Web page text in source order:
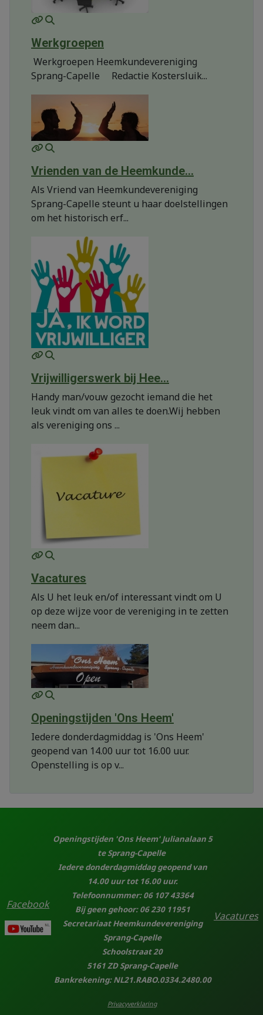
MOD_JTCS_VIEW_ARTICLE_LINK
Werkgroepen
Werkgroepen Heemkundevereniging
Sprang-Capelle Redactie Kostersluik...
MOD_JTCS_VIEW_ARTICLE_LINK
Vrienden van de Heemkunde...
Als Vriend van Heemkundevereniging
Sprang-Capelle steunt u haar doelstellingen
om het historisch erf...
MOD_JTCS_VIEW_ARTICLE_LINK
Vrijwilligerswerk bij Hee...
Handy man/vouw gezocht iemand die het
leuk vindt om van alles te doen.Wij hebben
als vereniging ons ...
MOD_JTCS_VIEW_ARTICLE_LINK
Vacatures
Als U het leuk en/of interessant vindt om U
op deze wijze voor de vereniging in te zetten
neem dan...
MOD_JTCS_VIEW_ARTICLE_LINK
Openingstijden 'Ons Heem'
Iedere donderdagmiddag is 'Ons Heem'
geopend van 14.00 uur tot 16.00 uur.
Openstelling is op v...
Facebook
Openingstijden 'Ons Heem' Julianalaan 5
te Sprang-Capelle
Iedere donderdagmiddag geopend van
14.00 uur tot 16.00 uur.
Telefoonnummer: 06 107 43364
Bij geen gehoor: 06 230 11951
Secretariaat Heemkundevereniging
Sprang-Capelle
Schoolstraat 20
5161 ZD Sprang-Capelle
Bankrekening: NL21.RABO.0334.2480.00
Privacyverklaring
Vacatures